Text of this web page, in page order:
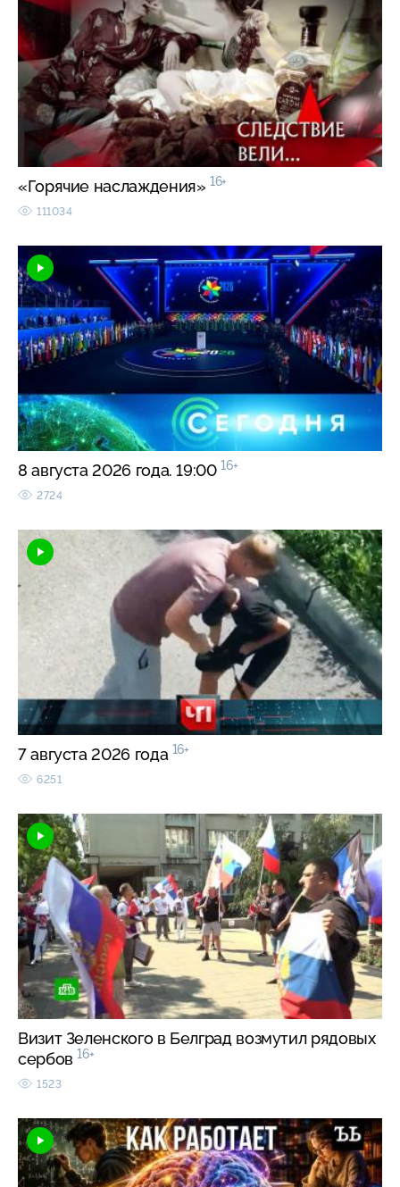
«Горячие наслаждения» 16+
111034
8 августа 2026 года. 19:00 16+
2724
7 августа 2026 года 16+
6251
Визит Зеленского в Белград возмутил рядовых
сербов 16+
1523